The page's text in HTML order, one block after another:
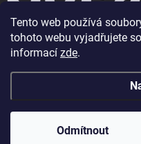
Tento web používá
tohoto webu vyjadřujete
informací zde.
Odmítnout